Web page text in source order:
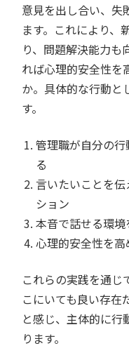
意見を出し合い、失
ます。これにより、
り、問題解決能力も
れば心理的安全性を
か。具体的な行動と
す。
管理職が自分の
る
言いたいことを
ション
本音で話せる環
心理的安全性を
これらの実践を通じ
こにいても良い存在
と感じ、主体的に行
ります。